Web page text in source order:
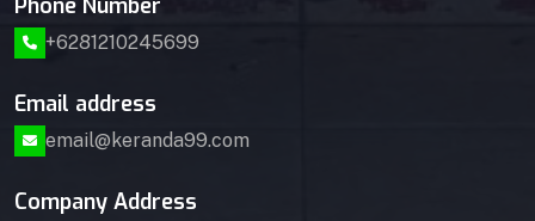
Phone Number
+6281210245699
Email address
email@keranda99.com
Company Address